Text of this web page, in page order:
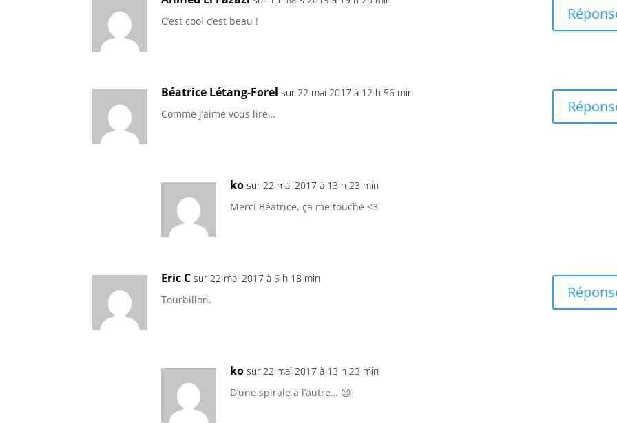
C’est cool c’est beau !
Béatrice Létang-Forel sur 22 mai 2017 à 12 h 56 min
Comme j’aime vous lire…
ko sur 22 mai 2017 à 13 h 23 min
Merci Béatrice, ça me touche <3
Eric C sur 22 mai 2017 à 6 h 18 min
Tourbillon.
ko sur 22 mai 2017 à 13 h 23 min
D’une spirale à l’autre… 😉